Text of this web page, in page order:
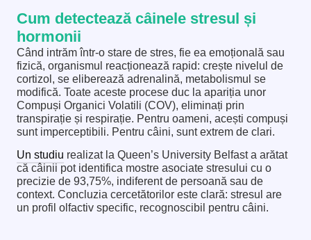
Cum detectează câinele stresul și
hormonii
Când intrăm într-o stare de stres, fie ea emoțională sau
fizică, organismul reacționează rapid: crește nivelul de
cortizol, se eliberează adrenalină, metabolismul se
modifică. Toate aceste procese duc la apariția unor
Compuși Organici Volatili (COV), eliminați prin
transpirație și respirație. Pentru oameni, acești compuși
sunt imperceptibili. Pentru câini, sunt extrem de clari.
Un studiu realizat la Queen’s University Belfast a arătat
că câinii pot identifica mostre asociate stresului cu o
precizie de 93,75%, indiferent de persoană sau de
context. Concluzia cercetătorilor este clară: stresul are
un profil olfactiv specific, recognoscibil pentru câini.